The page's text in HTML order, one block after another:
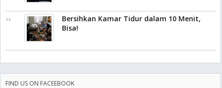
Bersihkan Kamar Tidur dalam 10 Menit,
Bisa!
FIND US ON FACEEBOOK